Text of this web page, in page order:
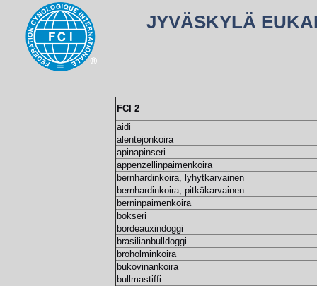
JYVÄSKYLÄ
FCI 2
aidi
alentejonkoira
apinapinseri
appenzellinpaimenkoira
bernhardinkoira, lyhytkarvainen
bernhardinkoira, pitkäkarvainen
berninpaimenkoira
bokseri
bordeauxindoggi
brasilianbulldoggi
broholminkoira
bukovinankoira
bullmastiffi